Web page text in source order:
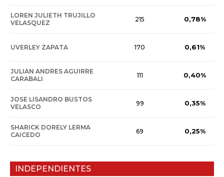
LOREN JULIETH TRUJILLO
VELASQUEZ
215 0,78%
UVERLEY ZAPATA 170 0,61%
JULIAN ANDRES AGUIRRE
CARABALI
111 0,40%
JOSE LISANDRO BUSTOS
VELASCO
99 0,35%
SHARICK DORELY LERMA
CAICEDO
69 0,25%
INDEPENDIENTES